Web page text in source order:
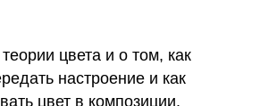
цвета и о том, как
настроение и как
цвет в композиции.